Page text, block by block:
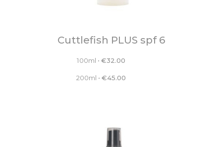
Cuttlefish PLUS spf 6
100ml • €32.00
200ml • €45.00